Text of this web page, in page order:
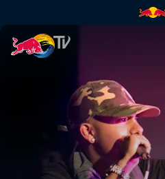
Red Bull